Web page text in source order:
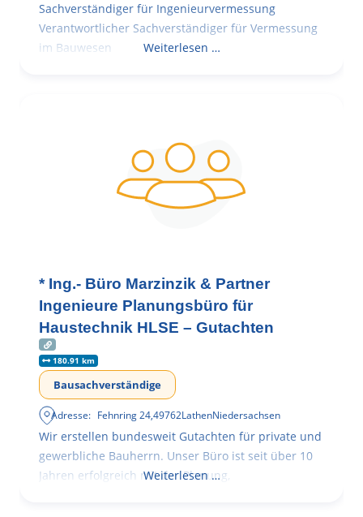
Sachverständiger für Ingenieurvermessung
Verantwortlicher Sachverständiger für Vermessung
im Bauwesen
Weiterlesen …
* Ing.- Büro Marzinzik & Partner
Ingenieure Planungsbüro für
Haustechnik HLSE – Gutachten
180.91 km
Bausachverständige
Adresse: Fehnring 24,49762LathenNiedersachsen
Wir erstellen bundesweit Gutachten für private und
gewerbliche Bauherrn. Unser Büro ist seit über 10
Jahren erfolgreich mit der Planung,
Weiterlesen …